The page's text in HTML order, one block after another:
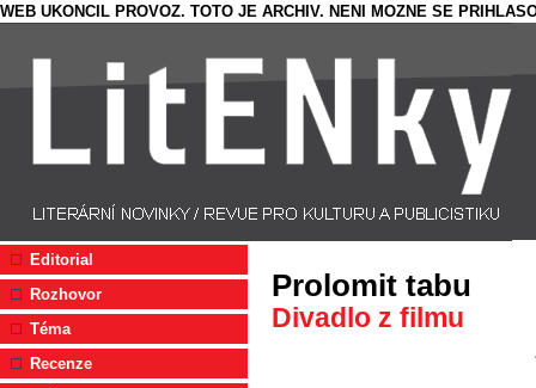
WEB UKONCIL PROVOZ. TOTO JE ARCHIV. NENI MOZNE SE
Editorial
Rozhovor
Téma
Recenze
Prolomit tabu
Divadlo z filmu